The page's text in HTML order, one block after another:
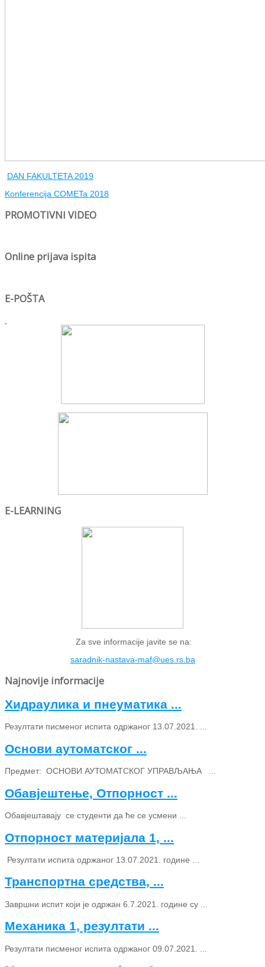
DAN FAKULTETA 2019
Konferencija COMETa 2018
PROMOTIVNI VIDEO
Online prijava ispita
E-POŠTA
E-LEARNING
Za sve informacije javite se na:
saradnik-nastava-maf@ues.rs.ba
Najnovije informacije
Хидраулика и пнеуматика ...
Резултати писменог испита одржаног 13.07.2021. ...
Основи аутоматског ...
Предмет: ОСНОВИ АУТОМАТСКОГ УПРАВЉАЊА ...
Обавјештење, Отпорност ...
Обавјештавају се студенти да ће се усмени ...
Отпорност материјала 1, ...
Резултати испита одржаног 13.07.2021. године ...
Транспортна средства, ...
Завршни испит који је одржан 6.7.2021. године су ...
Механика 1, резултати ...
Резултати писменог испита одржаног 09.07.2021. ...